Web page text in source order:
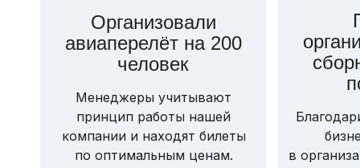
в
Менеджеры учитывают
принцип работы нашей
компании и находят билеты
по оптимальным ценам.
Организовали
авиаперелёт на 200
человек